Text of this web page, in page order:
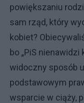
powiększaniu
sam rząd, który
kobiet?
bo „PiS nienawidzi
widoczny sposób
podstawowym
wsparcie w ciąży,